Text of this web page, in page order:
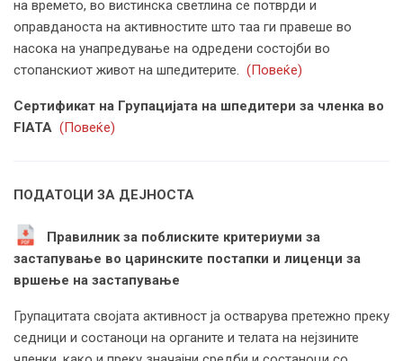
на времето, во вистинска светлина се потврди и
оправданоста на активностите што таа ги правеше во
насока на унапредување на одредени состојби во
стопанскиот живот на шпедитерите. (Повеќе)
Сертификат на Групацијата на шпедитери за членка во
FIATA (Повеќе)
ПОДАТОЦИ ЗА ДЕЈНОСТА
Правилник за поблиските критериуми за
застапување во царинските постапки и лиценци за
вршење на застапување
Групацитата својата активност ја остварува претежно преку
седници и состаноци на органите и телата на нејзините